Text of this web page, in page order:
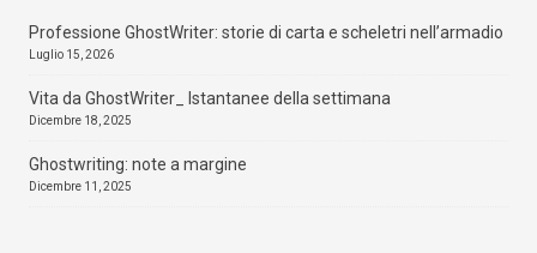
Professione GhostWriter: storie di carta e scheletri nell’armadio
Luglio 15, 2026
Vita da GhostWriter_ Istantanee della settimana
Dicembre 18, 2025
Ghostwriting: note a margine
Dicembre 11, 2025